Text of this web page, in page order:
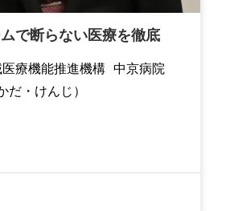
で断らない医療を徹底
療機能推進機構 中京病院
だ・けんじ）